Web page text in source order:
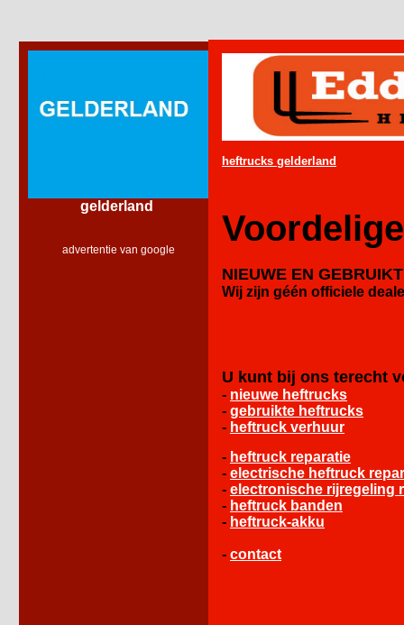
gelderland
advertentie van google
heftrucks gelderland
NIEUWE EN
Wij zijn géén officiele
U kunt bij ons terecht
- nieuwe heftrucks
- gebruikte heftrucks
- heftruck verhuur
- heftruck reparatie
- electrische heftruck
- electronische rijregeling
- heftruck banden
- heftruck-akku
- contact